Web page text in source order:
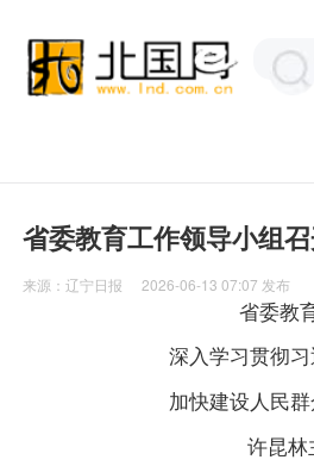
省委教育工作领导小组
来源：辽宁日报 2026-06-13 07:07 发布
省委教
深入学习贯彻
加快建设人民
许昆林